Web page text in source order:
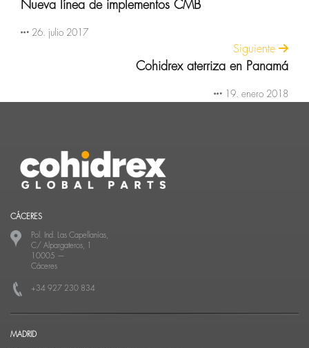
Nueva línea de implementos CMB
26. julio 2017
Siguiente
Cohidrex aterriza en Panamá
19. enero 2018
CÁCERES
Pol. Ind. Las Capellanías,
C/ Alpargateros, 1
10005 —
Cáceres
+34 927 230 834
MADRID